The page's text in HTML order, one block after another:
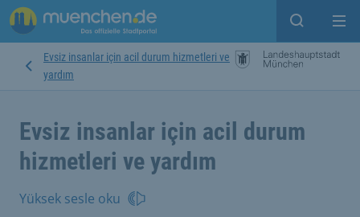
Open
Evsiz insanlar için acil durum hizmetleri ve
yardım
Evsiz insanlar için acil durum
hizmetleri ve yardım
Yüksek sesle oku